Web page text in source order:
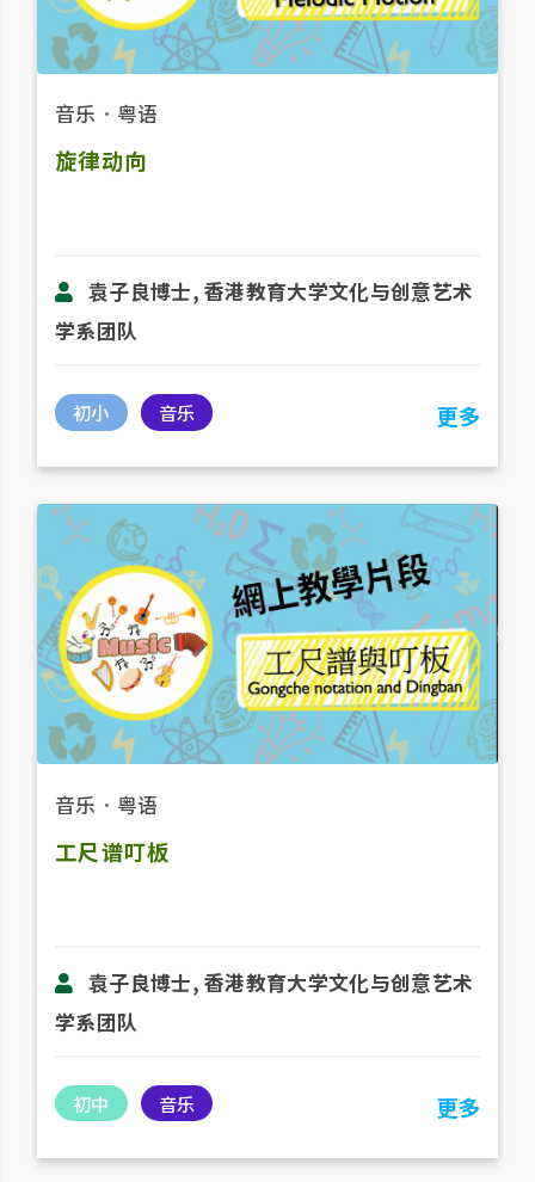
音乐 ． 粤语
旋律动向
袁子良博士, 香港教育大学文化与创意艺术
学系团队
初小 音乐 更多
音乐 ． 粤语
工尺谱叮板
袁子良博士, 香港教育大学文化与创意艺术
学系团队
初中 音乐 更多